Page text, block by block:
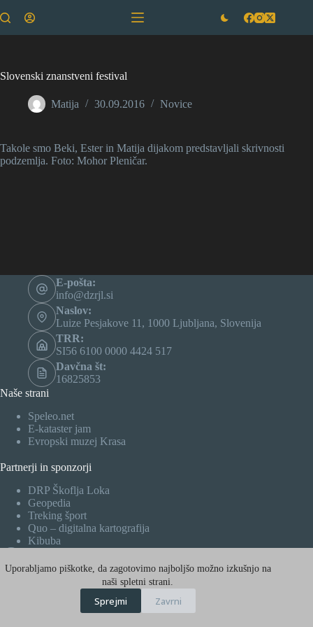
to
Uporabljamo piškotke, da zagotovimo najboljšo možno izkušnjo na
naši spletni strani.
Sprejmi Zavrni
Slovenski znanstveni festival
Matija 30.09.2016 Novice
Takole smo Beki, Ester in Matija dijakom predstavljali skrivnosti
podzemlja. Foto: Mohor Pleničar.
E-pošta:
info@dzrjl.si
Naslov:
Luize Pesjakove 11, 1000 Ljubljana, Slovenija
TRR:
SI56 6100 0000 4424 517
Davčna št:
16825853
Naše strani
Speleo.net
E-kataster jam
Evropski muzej Krasa
Partnerji in sponzorji
DRP Škoflja Loka
Geopedia
Treking šport
Quo – digitalna kartografija
Kibuba